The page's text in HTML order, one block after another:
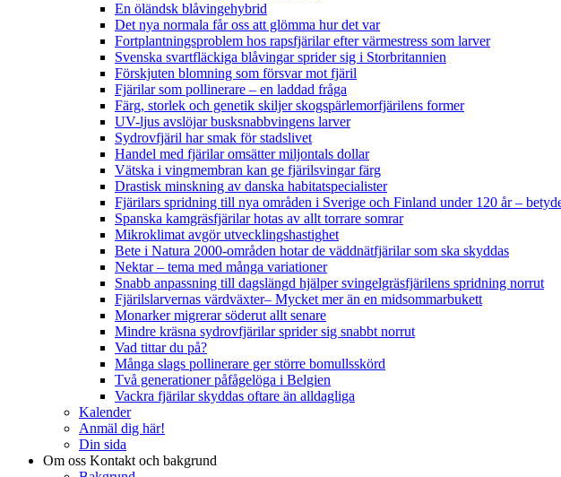
En öländsk blåvingehybrid
Det nya normala får oss att glömma hur det var
Fortplantningsproblem hos rapsfjärilar efter värmestress som larver
Svenska svartfläckiga blåvingar sprider sig i Storbritannien
Förskjuten blomning som försvar mot fjäril
Fjärilar som pollinerare – en laddad fråga
Färg, storlek och genetik skiljer skogspärlemorfjärilens former
UV-ljus avslöjar busksnabbvingens larver
Sydrovfjäril har smak för stadslivet
Handel med fjärilar omsätter miljontals dollar
Vätska i vingmembran kan ge fjärilsvingar färg
Drastisk minskning av danska habitatspecialister
Fjärilars spridning till nya områden i Sverige och Finland under 120 år–
Spanska kamgräsfjärilar hotas av allt torrare somrar
Mikroklimat avgör utvecklingshastighet
Bete i Natura 2000-områden hotar de väddnätfjärilar som ska skyddas
Nektar – tema med många variationer
Snabb anpassning till dagslängd hjälper svingelgräsfjärilens spridning norrut
Fjärilslarvernas värdväxter– Mycket mer än en midsommarbukett
Monarker migrerar söderut allt senare
Mindre kräsna sydrovfjärilar sprider sig snabbt norrut
Vad tittar du på?
Många slags pollinerare ger större bomullsskörd
Två generationer påfågelöga i Belgien
Vackra fjärilar skyddas oftare än alldagliga
Kalender
Anmäl dig här!
Din sida
Om oss Kontakt och bakgrund